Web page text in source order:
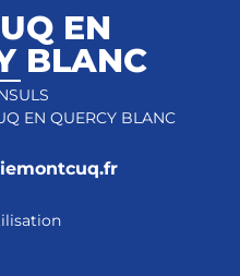
EN
BLANC
EN QUERCY BLANC